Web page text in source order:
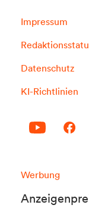
Impressum
Datenschutz
KI-Richtlinien
Werbung